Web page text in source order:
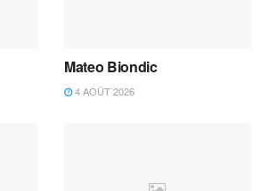
Mateo Biondic
4 AOÛT 2026